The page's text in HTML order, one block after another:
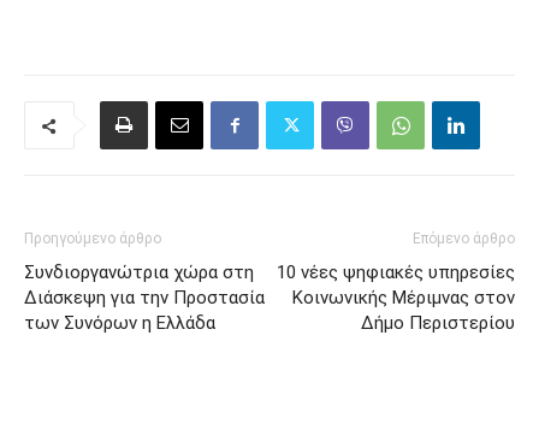
Προηγούμενο άρθρο
Συνδιοργανώτρια χώρα στη
Διάσκεψη για την Προστασία
των Συνόρων η Ελλάδα
Επόμενο άρθρο
10 νέες ψηφιακές υπηρεσίες
Κοινωνικής Μέριμνας στον
Δήμο Περιστερίου